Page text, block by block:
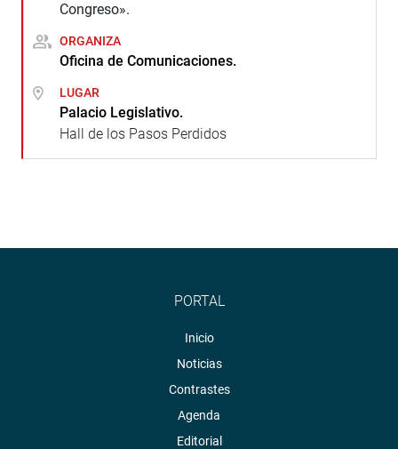
Congreso».
ORGANIZA
Oficina de Comunicaciones.
LUGAR
Palacio Legislativo.
Hall de los Pasos Perdidos
PORTAL
Inicio
Noticias
Contrastes
Agenda
Editorial